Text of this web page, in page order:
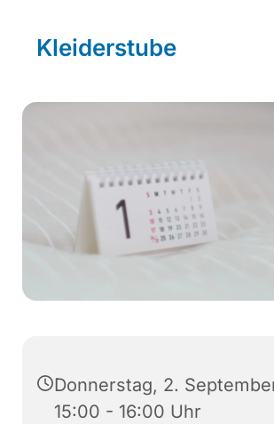
Kleiderstube
Donnerstag, 2.
15:00 - 16:00 Uhr